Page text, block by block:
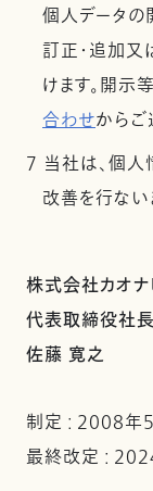
個人データの
訂正・追加又
けます。開示
合わせからご
7 当社は、個人
改善を行ない
株式会社カオ
代表取締役社
佐藤 寛之
制定 : 2008年
最終改定 :